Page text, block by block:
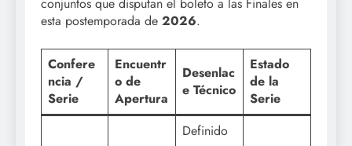
conjuntos que disputan el boleto a las Finales en
esta postemporada de 2026.
Confere
ncia /
Serie
Encuentr
o de
Apertura
Desenlac
e Técnico
Estado
de la
Serie
Definido